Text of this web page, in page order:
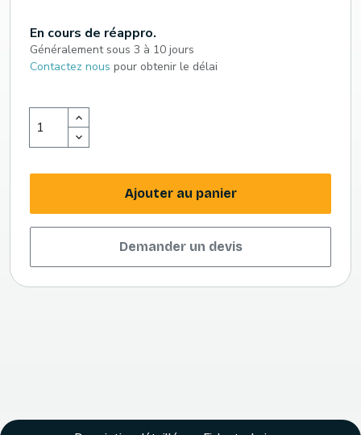
En cours de réappro.
Généralement sous 3 à 10 jours
Contactez nous pour obtenir le délai
Ajouter au panier
Demander un devis